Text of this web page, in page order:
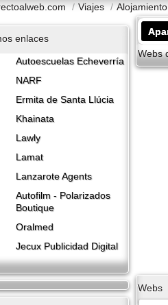
/ Viajes /
enlaces
Autoescuelas Echeverría
NARF
Ermita de Santa Llúcia
Khainata
Lawly
Lamat
Lanzarote​ Agents
Autofilm - Polarizados
Boutique
Oralmed
Jecux Publicidad Digital
Webs
Webs